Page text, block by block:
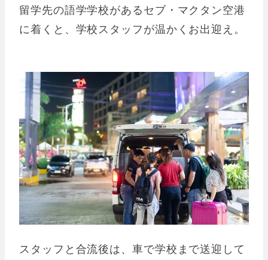
留学先の語学学校があるセブ・マクタン空港
に着くと、学校スタッフが温かくお出迎え。
スタッフと合流後は、車で学校まで送迎して